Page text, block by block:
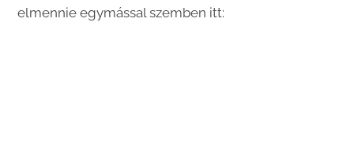
elmennie egymással szemben itt: